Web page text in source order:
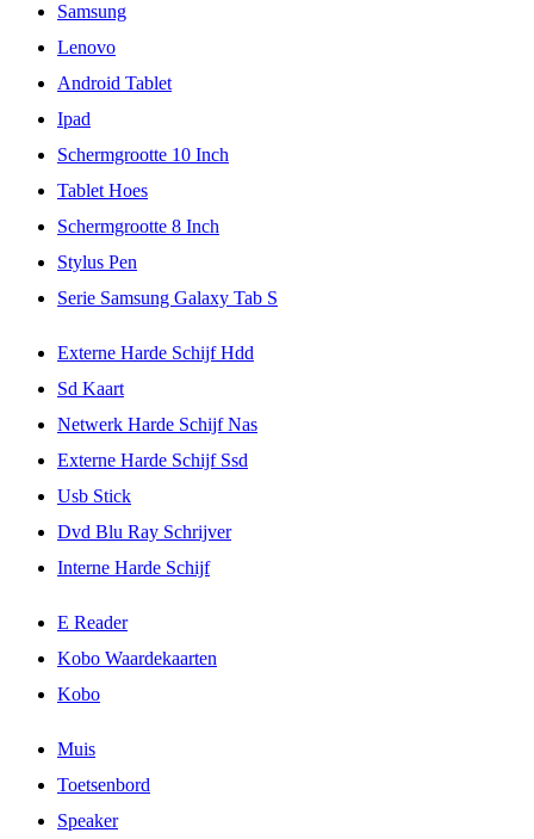
Samsung
Lenovo
Android Tablet
Ipad
Schermgrootte 10 Inch
Tablet Hoes
Schermgrootte 8 Inch
Stylus Pen
Serie Samsung Galaxy Tab S
Externe Harde Schijf Hdd
Sd Kaart
Netwerk Harde Schijf Nas
Externe Harde Schijf Ssd
Usb Stick
Dvd Blu Ray Schrijver
Interne Harde Schijf
E Reader
Kobo Waardekaarten
Kobo
Muis
Toetsenbord
Speaker